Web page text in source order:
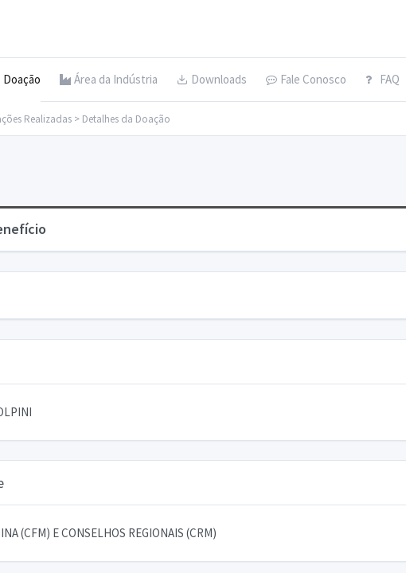
Área da Indústria Downloads Fale Conosco FAQ
Realizadas > Detalhes da Doação
(CFM) E CONSELHOS REGIONAIS (CRM)